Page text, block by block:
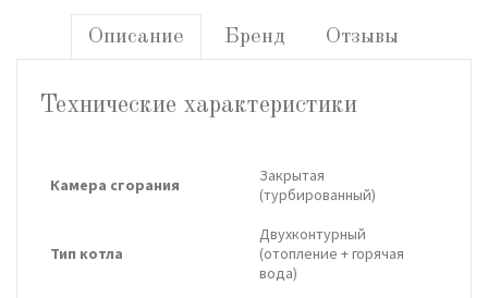
Описание Бренд Отзывы
Технические характеристики
Камера сгорания
Закрытая
(турбированный)
Тип котла
Двухконтурный
(отопление + горячая
вода)